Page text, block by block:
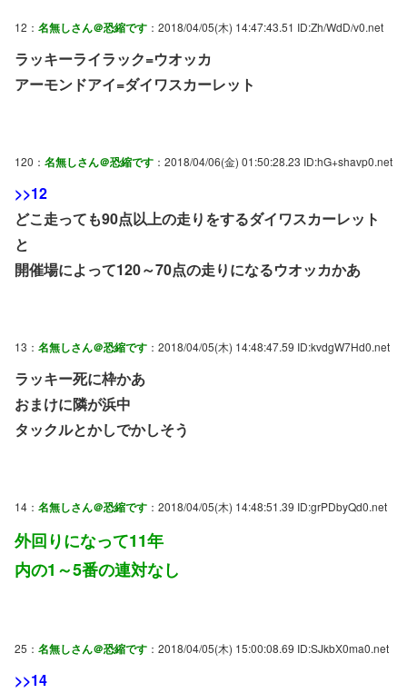
12： 名無しさん＠恐縮です ：2018/04/05(木) 14:47:43.51 ID:Zh/WdD/v0.net
ラッキーライラック=ウオッカ
アーモンドアイ=ダイワスカーレット
120： 名無しさん＠恐縮です ：2018/04/06(金) 01:50:28.23 ID:hG+shavp0.net
>>12
どこ走っても90点以上の走りをするダイワスカーレット
と
開催場によって120～70点の走りになるウオッカかあ
13： 名無しさん＠恐縮です ：2018/04/05(木) 14:48:47.59 ID:kvdgW7Hd0.net
ラッキー死に枠かあ
おまけに隣が浜中
タックルとかしでかしそう
14： 名無しさん＠恐縮です ：2018/04/05(木) 14:48:51.39 ID:grPDbyQd0.net
外回りになって11年
内の1～5番の連対なし
25： 名無しさん＠恐縮です ：2018/04/05(木) 15:00:08.69 ID:SJkbX0ma0.net
>>14